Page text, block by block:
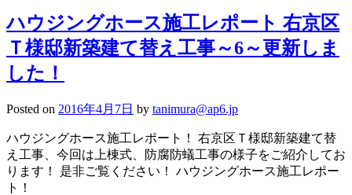
ハウジングホース施工レポート 右京区
Ｔ様邸新築建て替え工事～6～更新しま
した！
Posted on 2016年4月7日 by tanimura@ap6.jp
ハウジングホース施工レポート！ 右京区Ｔ様邸新築建て替
え工事、今回は上棟式、防腐防蟻工事の様子をご紹介してお
ります！ 是非ご覧ください！ ハウジングホース施工レポー
ト！